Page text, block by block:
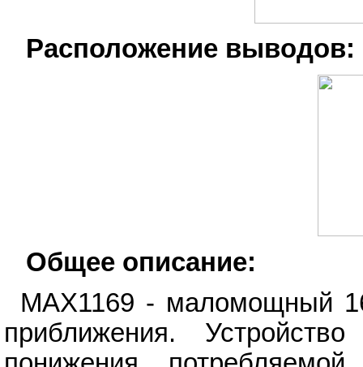
Расположение выводов:
Общее описание:
MAX1169 - маломощный
приближения.